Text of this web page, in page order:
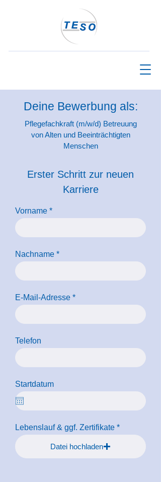
Deine Bewerbung als:
Pflegefachkraft (m/w/d) Betreuung
von Alten und Beeinträchtigten
Menschen
Erster Schritt zur neuen
Karriere
Vorname
Nachname
E-Mail-Adresse
Telefon
Startdatum
Lebenslauf & ggf. Zertifikate
Datei hochladen